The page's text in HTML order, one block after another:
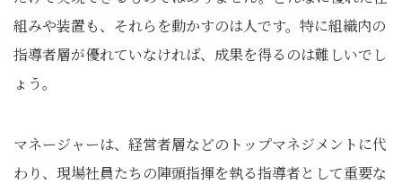
組みや装置も、それらを動かすのは人です。特に組織内の
指導者層が優れていなければ、成果を得るのは難しいでし
ょう。
マネージャーは、経営者層などのトップマネジメントに代
わり、現場社員たちの陣頭指揮を執る指導者として重要な